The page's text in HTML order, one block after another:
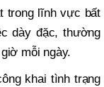
trong lĩnh vực bất
dày đặc, thường
mỗi ngày.
khai tình trạng